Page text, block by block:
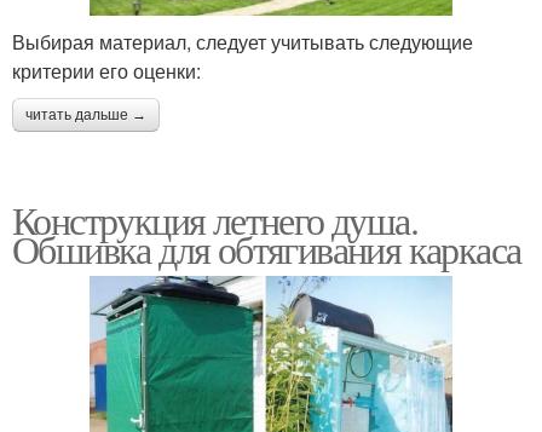
Выбирая материал, следует учитывать следующие
критерии его оценки:
читать дальше →
Конструкция летнего душа.
Обшивка для обтягивания каркаса